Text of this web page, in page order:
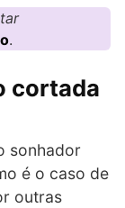
.
cortada
sonhador
é o caso de
outras